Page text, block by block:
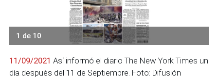
1 de 10
11/09/2021 Así informó el diario The New York Times un
día después del 11 de Septiembre. Foto: Difusión